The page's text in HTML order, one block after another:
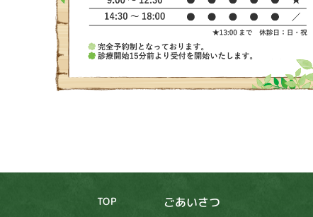
TOP ごあいさつ